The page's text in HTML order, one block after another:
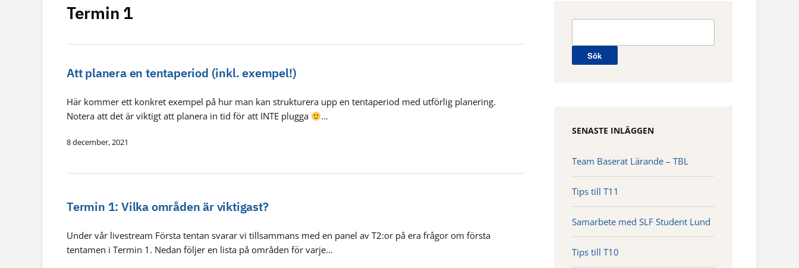
Termin 1
Att planera en tentaperiod (inkl. exempel!)
Här kommer ett konkret exempel på hur man kan strukturera upp en tentaperiod med utförlig planering.
Notera att det är viktigt att planera in tid för att INTE plugga
…
8 december, 2021
Termin 1: Vilka områden är viktigast?
Under vår livestream Första tentan svarar vi tillsammans med en panel av T2:or på era frågor om första
tentamen i Termin 1. Nedan följer en lista på områden för varje…
SENASTE INLÄGGEN
Team Baserat Lärande – TBL
Tips till T11
Samarbete med SLF Student Lund
Tips till T10